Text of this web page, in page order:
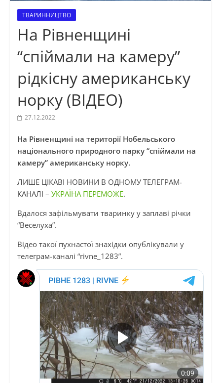
ТВАРИННИЦТВО
На Рівненщині
“спіймали на камеру”
рідкісну американську
норку (ВІДЕО)
27.12.2022
На Рівненщині на території Нобельського
національного природного парку “спіймали на
камеру” американську норку.
ЛИШЕ ЦІКАВІ НОВИНИ В ОДНОМУ ТЕЛЕГРАМ-
КАНАЛІ – УКРАЇНА ПЕРЕМОЖЕ.
Вдалося зафільмувати тваринку у заплаві річки
“Веселуха”.
Відео такої пухнастої знахідки опублікували у
телеграм-каналі “rivne_1283”.